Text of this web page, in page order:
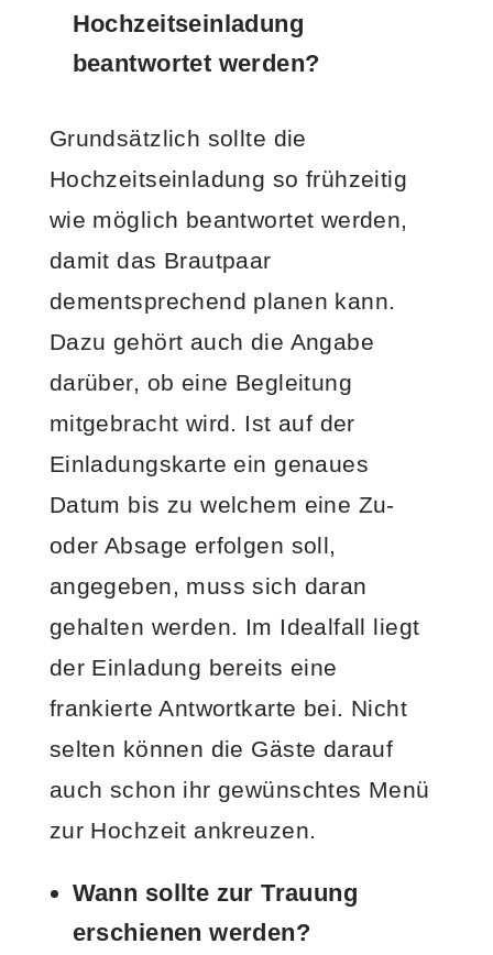
Hochzeitseinladung
beantwortet werden?
Grundsätzlich sollte die
Hochzeitseinladung so frühzeitig
wie möglich beantwortet werden,
damit das Brautpaar
dementsprechend planen kann.
Dazu gehört auch die Angabe
darüber, ob eine Begleitung
mitgebracht wird. Ist auf der
Einladungskarte ein genaues
Datum bis zu welchem eine Zu-
oder Absage erfolgen soll,
angegeben, muss sich daran
gehalten werden. Im Idealfall liegt
der Einladung bereits eine
frankierte Antwortkarte bei. Nicht
selten können die Gäste darauf
auch schon ihr gewünschtes Menü
zur Hochzeit ankreuzen.
Wann sollte zur Trauung
erschienen werden?